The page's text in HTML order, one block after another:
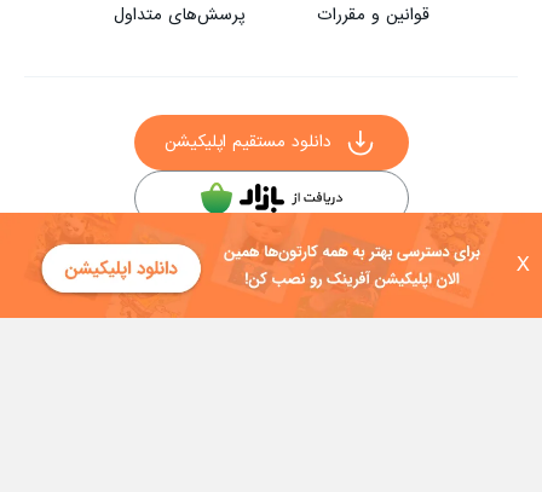
X
قوانین و مقررات پرسش‌های متداول
دانلود مستقیم اپلیکیشن
سایر راه‌های دانلود آفرینک